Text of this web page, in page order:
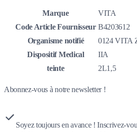
Marque
VITA
Code Article Fournisseur B4203612
Organisme notifié
0124 VITA
Dispositif Medical
IIA
teinte
2L1,5
Abonnez-vous à notre newsletter !
Soyez toujours en avance ! Inscrivez-